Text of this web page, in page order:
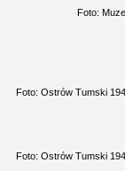
Foto:
Foto: Ostrów Tumski
Foto: Ostrów Tumski